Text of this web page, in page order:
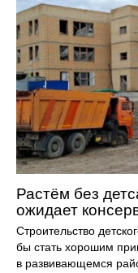
Растём без
ожидает
Строительство
бы стать хорошим
в развивающемся